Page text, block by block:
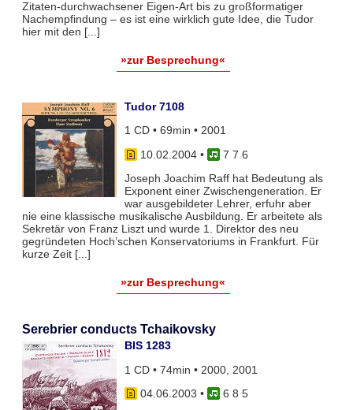
Zitaten-durchwachsener Eigen-Art bis zu großformatiger
Nachempfindung – es ist eine wirklich gute Idee, die Tudor
hier mit den [...]
»zur Besprechung«
Tudor 7108
1 CD • 69min • 2001
10.02.2004•
7 7 6
Joseph Joachim Raff hat Bedeutung als
Exponent einer Zwischengeneration. Er
war ausgebildeter Lehrer, erfuhr aber
nie eine klassische musikalische Ausbildung. Er arbeitete als
Sekretär von Franz Liszt und wurde 1. Direktor des neu
gegründeten Hoch’schen Konservatoriums in Frankfurt. Für
kurze Zeit [...]
»zur Besprechung«
Serebrier conducts Tchaikovsky
BIS 1283
1 CD • 74min • 2000, 2001
04.06.2003 •
6 8 5